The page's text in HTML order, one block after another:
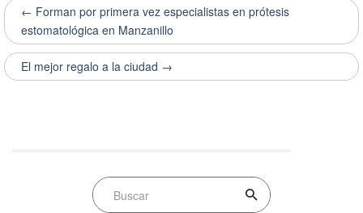
← Forman por primera vez especialistas en prótesis
estomatológica en Manzanillo
El mejor regalo a la ciudad →